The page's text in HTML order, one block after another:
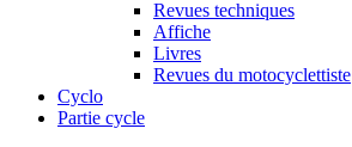
Revues techniques
Affiche
Livres
Revues du motocyclettiste
Cyclo
Partie cycle